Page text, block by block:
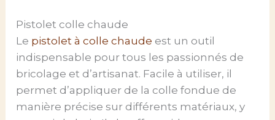
Pistolet colle chaude
Le pistolet à colle chaude est un outil
indispensable pour tous les passionnés de
bricolage et d’artisanat. Facile à utiliser, il
permet d’appliquer de la colle fondue de
manière précise sur différents matériaux, y